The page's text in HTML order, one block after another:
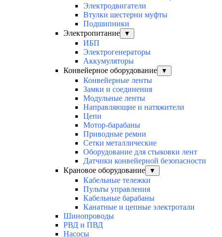
Электродвигатели
Втулки шестерни муфты
Подшипники
Электропитание
▼
ИБП
Электрогенераторы
Аккумуляторы
Конвейерное оборудование
▼
Конвейерные ленты
Замки и соединения
Модульные ленты
Направляющие и натяжители
Цепи
Мотор-барабаны
Приводные ремни
Сетки металлические
Оборудование для стыковки лент
Датчики конвейерной безопасности
Крановое оборудование
▼
Кабельные тележки
Пульты управления
Кабельные барабаны
Канатные и цепные электротали
Шинопроводы
РВД и ПВД
Насосы